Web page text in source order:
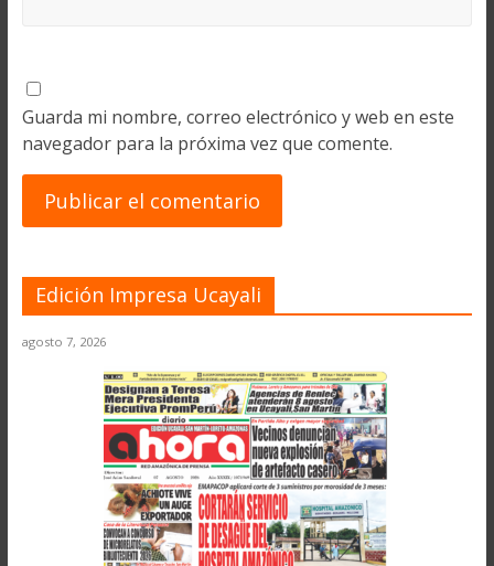
Guarda mi nombre, correo electrónico y web en este
navegador para la próxima vez que comente.
Edición Impresa Ucayali
agosto 7, 2026